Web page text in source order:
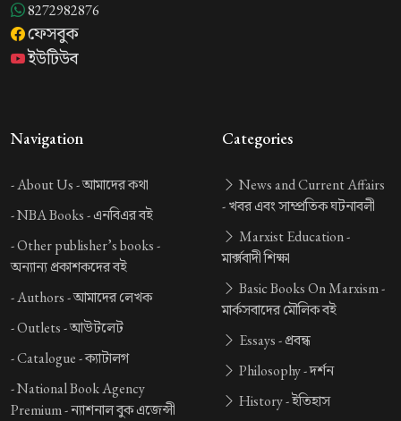
8272982876
ফেসবুক
ইউটিউব
Navigation
-About Us -আমাদের কথা
-NBA Books -এনবিএর বই
-Other publisher’s books -
অন্যান্য প্রকাশকদের বই
-Authors -আমাদের লেখক
-Outlets -আউটলেট
-Catalogue -ক্যাটালগ
-National Book Agency
Premium -ন্যাশনাল বুক এজেন্সী
Categories
News and Current Affairs
-খবর এবং সাম্প্রতিক ঘটনাবলী
Marxist Education -
মার্ক্সবাদী শিক্ষা
Basic Books On Marxism -
মার্কসবাদের মৌলিক বই
Essays -প্রবন্ধ
Philosophy -দর্শন
History -ইতিহাস